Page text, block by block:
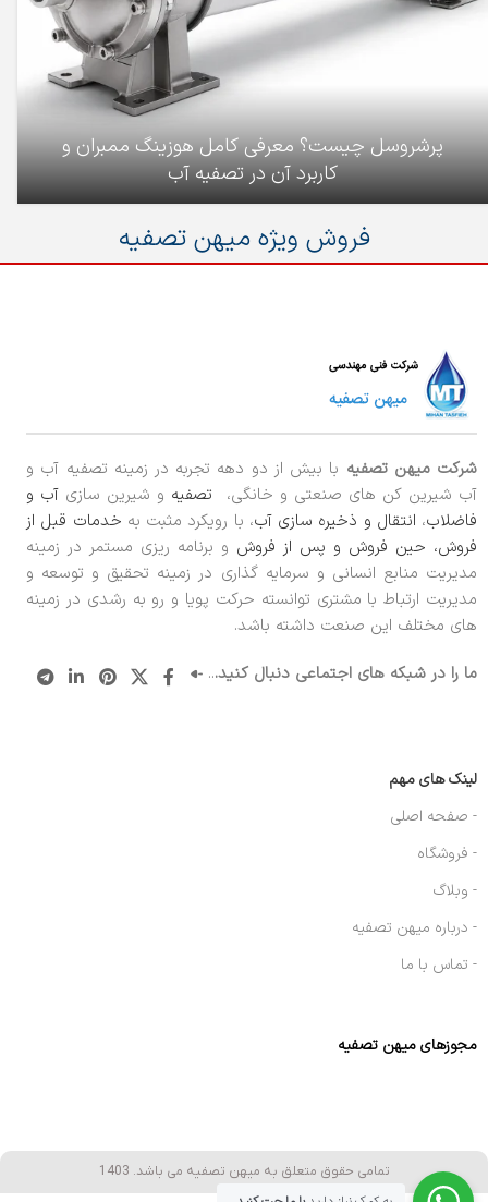
پرشروسل چیست؟ معرفی کامل هوزینگ ممبران و
کاربرد آن در تصفیه آب
فروش ویژه میهن تصفیه
شرکت میهن تصفیه با بیش از دو دهه تجربه در زمینه تصفیه آب و
آب شیرین کن های صنعتی و خانگی،
تصفیه و شیرین سازی آب و
فاضلاب، انتقال و ذخیره سازی آب، با رویکرد مثبت به خدمات قبل از
فروش، حین فروش و پس از فروش و برنامه ریزی مستمر در زمینه
مدیریت منابع انسانی و سرمایه گذاری در زمینه تحقیق و توسعه و
مدیریت ارتباط با مشتری توانسته حرکت پویا و رو به رشدی در زمینه
های مختلف این صنعت داشته باشد.
ما را در شبکه های اجتماعی دنبال کنید...
لینک های مهم
- صفحه اصلی
- فروشگاه
- وبلاگ
- درباره میهن تصفیه
- تماس با ما
مجوزهای میهن تصفیه
تمامی حقوق متعلق به میهن تصفیه می باشد. 1403